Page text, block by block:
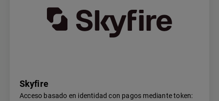
Skyfire
Acceso basado en identidad con pagos mediante token: